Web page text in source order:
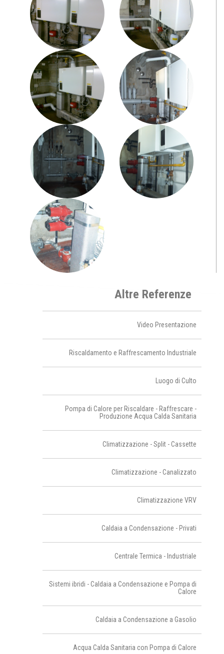
Altre Referenze
Video Presentazione
Riscaldamento e Raffrescamento Industriale
Luogo di Culto
Pompa di Calore per Riscaldare - Raffrescare -
Produzione Acqua Calda Sanitaria
Climatizzazione - Split - Cassette
Climatizzazione - Canalizzato
Climatizzazione VRV
Caldaia a Condensazione - Privati
Centrale Termica - Industriale
Sistemi ibridi - Caldaia a Condensazione e Pompa di
Calore
Caldaia a Condensazione a Gasolio
Acqua Calda Sanitaria con Pompa di Calore